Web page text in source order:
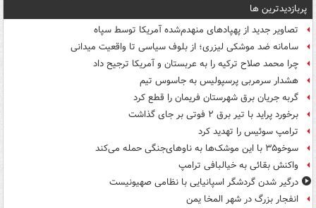
پربازدیدترین ها
تصاویر جدید از پهپادهای منهدم‌شده آمریکا توسط سپاه
سامانه ضد موشکی لیزری؛ از بلوف سیاسی تا واقعیت میدانی
چرا محمد صلاح ترکیه را به عربستان و آمریکا ترجیح داد
هشدار سرمربی پرسپولیس به جاسوس تیم
گربه جریان برق شهرستان فریمان را قطع کرد
برخورد پراید با تیر برق ۲ فوتی بر جای گذاشت
ترامپ سوئیس را تهدید کرد
سوخو۳۵ با این موشک‌ها به ناوهای‌جنگی حمله می‌کند
واکنش بقائی به خیالبافی ترامپ
درگیر شدن گردشگر اسپانیایی با نظامی صهیونیست
انفجار بزرگ در شهر المخا یمن